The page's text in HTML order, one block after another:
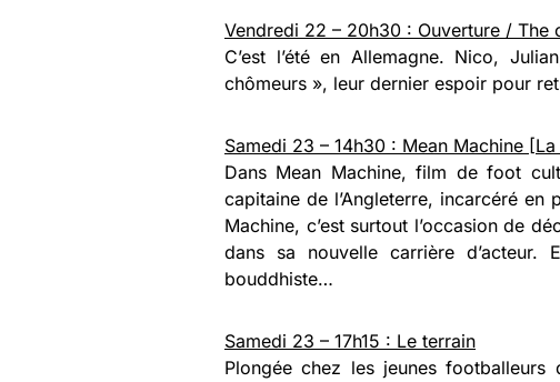
Vendredi 22 – 20h30 : Ouverture / The
C’est l’été en Allemagne. Nico,
chômeurs », leur dernier espoir pour
Samedi 23 – 14h30 : Mean Machine [La
Dans Mean Machine, film de foot
capitaine de l’Angleterre, incarcéré
Machine, c’est surtout l’occasion de
dans sa nouvelle carrière
bouddhiste…
Samedi 23 – 17h15 : Le terrain
Plongée chez les jeunes footballeurs